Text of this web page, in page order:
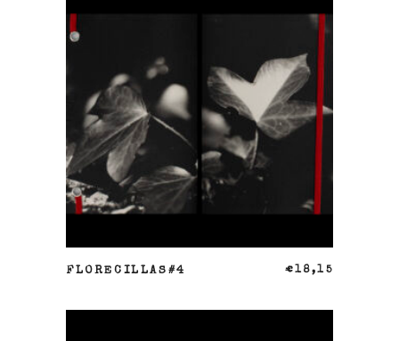
AÑADIR AL CARRITO
FLORECILLAS#4 €18,15